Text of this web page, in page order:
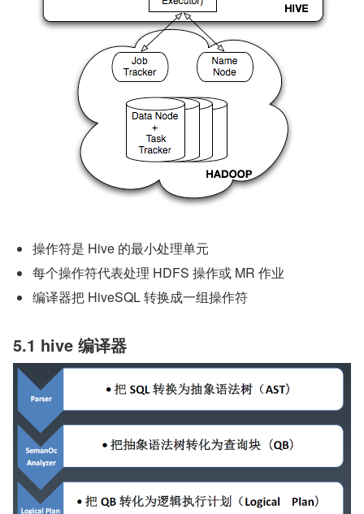
操作符是 Hive 的最小处理单元
每个操作符代表处理 HDFS 操作或 MR 作业
编译器把 HiveSQL 转换成一组操作符
5.1 hive 编译器